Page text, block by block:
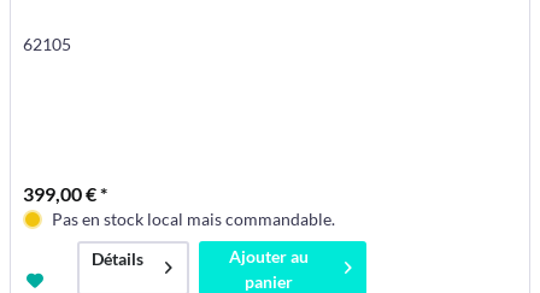
62105
399,00 € *
Pas en stock local mais commandable.
Détails
Ajouter au
panier